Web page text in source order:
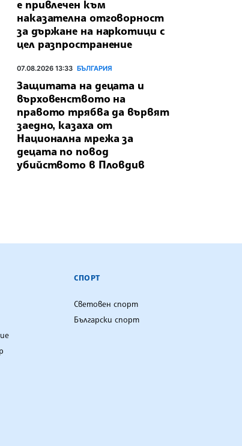
е привлечен към
наказателна отговорност
за държане на наркотици с
цел разпространение
07.08.2026 13:33 БЪЛГАРИЯ
Защитата на децата и
върховенството на
правото трябва да вървят
заедно, казаха от
Национална мрежа за
децата по повод
убийството в Пловдив
СПОРТ
Световен спорт
Български спорт